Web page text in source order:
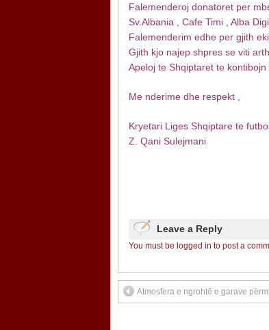
Falemenderoj donatoret per
Sv.Albania , Cafe Timi , Alba
Falemenderim edhe per gjith
Gjith kjo najep shpres se viti
Apeloj te Shqiptaret te
Me nderime dhe respekt ,
Kryetari Liges Shqiptare te
Z. Qani Sulejmani
Leave a Reply
You must be logged in to post a
Atmosfera e ngrohtë e garave